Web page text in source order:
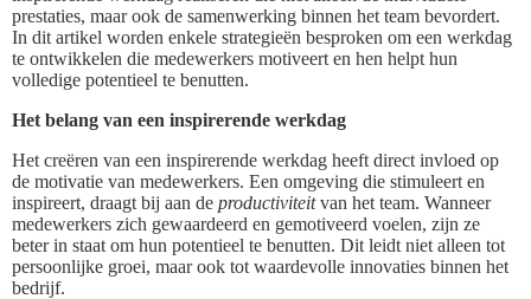
prestaties, maar ook de samenwerking binnen het team bevordert.
In dit artikel worden enkele strategieën besproken om een werkdag
te ontwikkelen die medewerkers motiveert en hen helpt hun
volledige potentieel te benutten.
Het belang van een inspirerende werkdag
Het creëren van een inspirerende werkdag heeft direct invloed op
de motivatie van medewerkers. Een omgeving die stimuleert en
inspireert, draagt bij aan de productiviteitvan het team. Wanneer
medewerkers zich gewaardeerd en gemotiveerd voelen, zijn ze
beter in staat om hun potentieel te benutten. Dit leidt niet alleen tot
persoonlijke groei, maar ook tot waardevolle innovaties binnen het
bedrijf.